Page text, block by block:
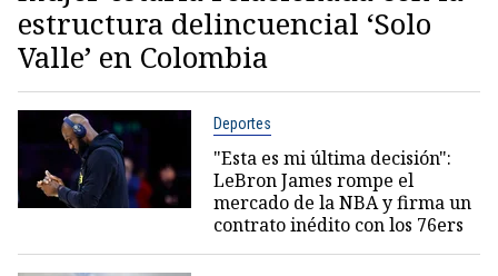
estructura delincuencial ‘Solo
Valle’ en Colombia
Deportes
"Esta es mi última decisión":
LeBron James rompe el
mercado de la NBA y firma un
contrato inédito con los 76ers